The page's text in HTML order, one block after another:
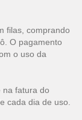
filas, comprando
O pagamento
o uso da
na fatura do
cada dia de uso.